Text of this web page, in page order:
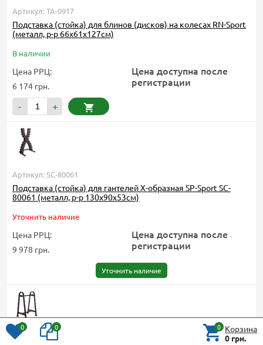
Артикул: TA-0917
Подставка (стойка) для блинов (дисков) на колесах RN-Sport
(металл, р-р 66х61х127см)
В наличии
Цена РРЦ:
6 174 грн.
Цена доступна после
регистрации
- +
Артикул: SC-80061
Подставка (стойка) для гантелей Х-образная SP-Sport SC-
80061 (металл, р-р 130х90х53см)
Уточнить наличие
Цена РРЦ:
9 978 грн.
Цена доступна после
регистрации
Уточнить наличие
Артикул: TA-3621
0 0 0 Корзина
0 грн.